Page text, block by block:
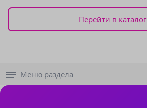
Перейти в каталог
Меню раздела